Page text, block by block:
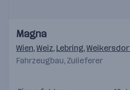
Videos
Einblicke
Einblicke
Magna
Wien,Weiz, Lebring,
Fahrzeugbau, Zulieferer